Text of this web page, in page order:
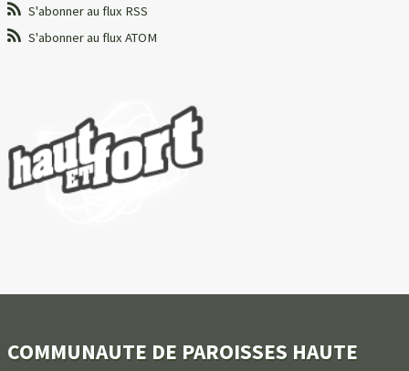
S'abonner au flux RSS
S'abonner au flux ATOM
COMMUNAUTE DE PAROISSES HAUTE